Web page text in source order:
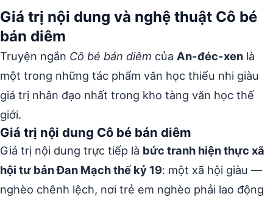
Giá trị nội dung và nghệ thuật Cô bé
bán diêm
Truyện ngắn Cô bé bán diêm của An-đéc-xen là
một trong những tác phẩm văn học thiếu nhi giàu
giá trị nhân đạo nhất trong kho tàng văn học thế
giới.
Giá trị nội dung Cô bé bán diêm
Giá trị nội dung trực tiếp là bức tranh hiện thực xã
hội tư bản Đan Mạch thế kỷ 19: một xã hội giàu —
nghèo chênh lệch, nơi trẻ em nghèo phải lao động